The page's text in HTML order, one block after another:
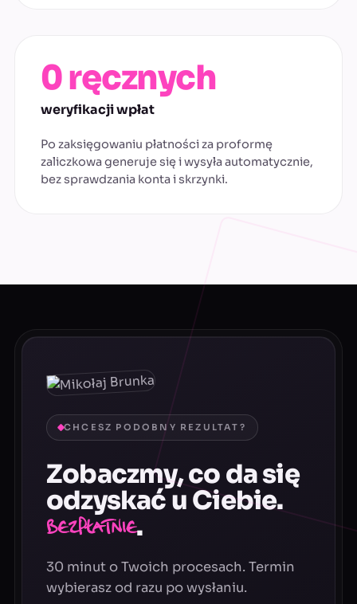
0 ręcznych
weryfikacji wpłat
Po zaksięgowaniu płatności za proformę
zaliczkowa generuje się i wysyła automatycznie,
bez sprawdzania konta i skrzynki.
CHCESZ PODOBNY REZULTAT?
Zobaczmy, co da się
odzyskać u Ciebie.
Bezpłatnie.
30 minut o Twoich procesach. Termin
wybierasz od razu po wysłaniu.